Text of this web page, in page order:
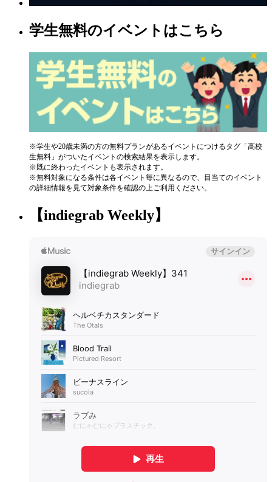
学生無料のイベントはこちら
※学生や20歳未満の方の無料プランがあるイベントにつけるタグ「高校
生無料」がついたイベントの検索結果を表示します。
※既に終わったイベントも表示されます。
※無料対象になる条件は各イベント毎に異なるので、目当てのイベント
の詳細情報を見て対象条件を確認の上ご利用ください。
【indiegrab Weekly】